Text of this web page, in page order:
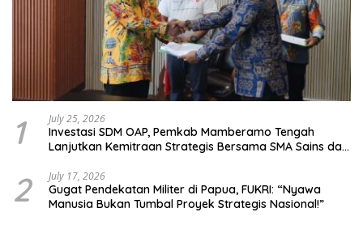
1 July 25, 2026
Investasi SDM OAP, Pemkab Mamberamo Tengah
Lanjutkan Kemitraan Strategis Bersama SMA Sains dan
2 July 17, 2026
Gugat Pendekatan Militer di Papua, FUKRI: “Nyawa
Manusia Bukan Tumbal Proyek Strategis Nasional!”